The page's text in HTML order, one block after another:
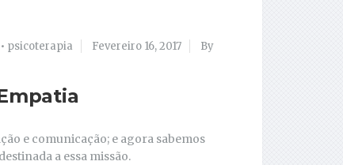
• psicoterapia Fevereiro 16, 2017
By
e comunicação; e agora sabemos
a essa missão.